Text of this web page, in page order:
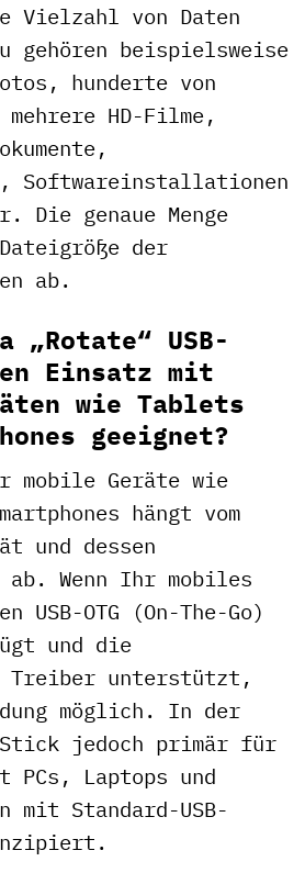
Vielzahl von Daten
gehören beispielsweise
hunderte von
HD-Filme,
Softwareinstallationen
Die genaue Menge
der
ab.
„Rotate“ USB-
Einsatz mit
wie Tablets
geeignet?
mobile Geräte wie
hängt vom
und dessen
Wenn Ihr mobiles
USB-OTG (On-The-Go)
und die
Treiber unterstützt,
möglich. In der
jedoch primär für
PCs, Laptops und
mit Standard-USB-